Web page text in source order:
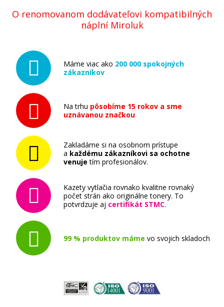
O renomovanom dodávateľovi kompatibilných
náplní Miroluk
Máme viac ako 200 000 spokojných
zákazníkov
Na trhu pôsobíme 15 rokov a sme
uznávanou značkou
Zakladáme si na osobnom prístupe
a každému zákazníkovi sa ochotne
venuje tím profesionálov.
Kazety vytlačia rovnako kvalitne rovnaký
počet strán ako originálne tonery. To
potvrdzuje aj certifikát STMC.
99 % produktov máme vo svojich skladoch